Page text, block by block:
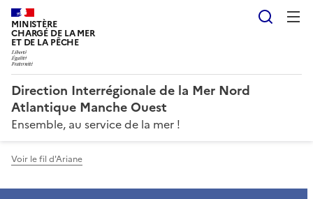
MINISTÈRE
CHARGÉ DE LA MER
ET DE LA PÊCHE
Direction Interrégionale de la Mer Nord
Atlantique Manche Ouest
Ensemble, au service de la mer !
Voir le fil d'Ariane